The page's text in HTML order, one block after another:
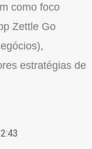
como foco
Zettle Go
estratégias de